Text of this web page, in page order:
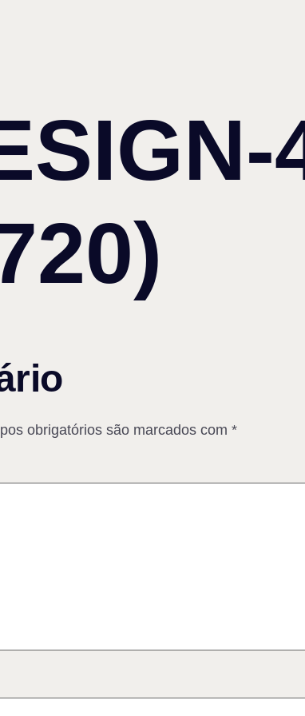
obrigatórios são marcados com *